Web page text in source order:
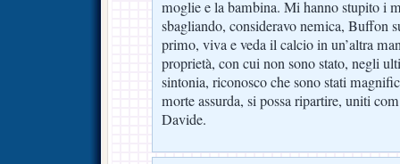
moglie e la bambina. Mi hanno stupito i
sbagliando, consideravo nemica, Buffon
primo, viva e veda il calcio in un’altra
proprietà, con cui non sono stato, negli
sintonia, riconosco che sono stati
morte assurda, si possa ripartire, uniti
Davide.